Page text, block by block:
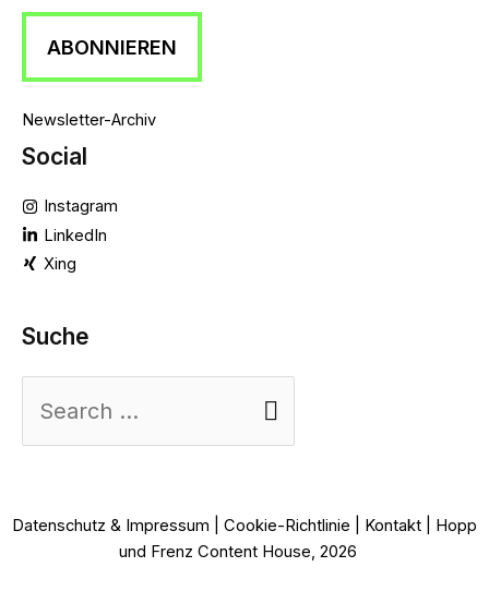
ABONNIEREN
Newsletter-Archiv
Social
Instagram
LinkedIn
Xing
Suche
nach:
Datenschutz & Impressum Cookie-Richtlinie Kontakt | Hopp
und Frenz Content House, 2026